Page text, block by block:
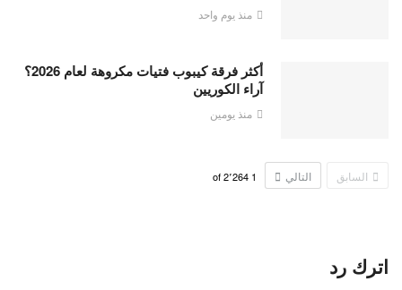
منذ يوم واحد
أكثر فرقة كيبوب فتيات مكروهة لعام 2026؟
آراء الكوريين
منذ يومين
السابق التالي 1 2٬264
اترك رد